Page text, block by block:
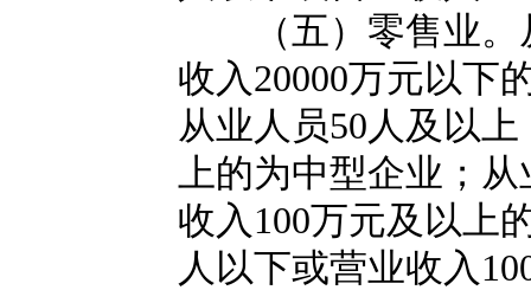
（五）零售业。
收入20000万元以下
从业人员50人及以
上的为中型企业；
收入100万元及以上
人以下或营业收入